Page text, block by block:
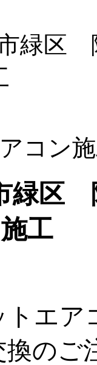
市緑
コン
緑区
工
エア
換のご